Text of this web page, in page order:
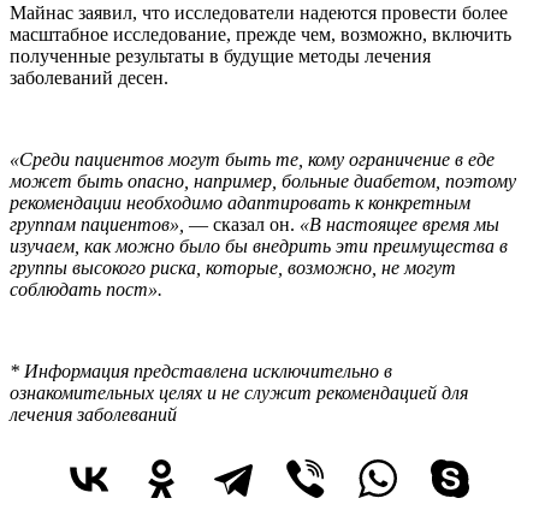
Майнас заявил, что исследователи надеются провести более
масштабное исследование, прежде чем, возможно, включить
полученные результаты в будущие методы лечения
заболеваний десен.
«Среди пациентов могут быть те, кому ограничение в еде
может быть опасно, например, больные диабетом, поэтому
рекомендации необходимо адаптировать к конкретным
группам пациентов», — сказал он. «В настоящее время мы
изучаем, как можно было бы внедрить эти преимущества в
группы высокого риска, которые, возможно, не могут
соблюдать пост».
* Информация представлена исключительно в
ознакомительных целях и не служит рекомендацией для
лечения заболеваний